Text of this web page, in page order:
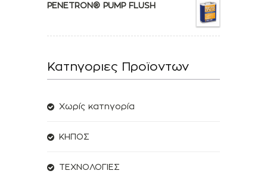
PENETRON® PUMP FLUSH
Κατηγοριες Προϊοντων
Χωρίς κατηγορία
ΚΗΠΟΣ
ΤΕΧΝΟΛΟΓΙΕΣ